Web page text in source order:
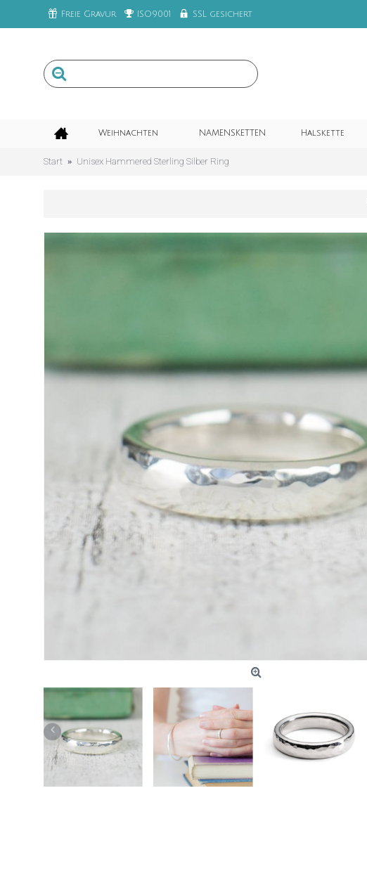
Freie Gravur ISO9001 SSL gesichert
Weihnachten NAMENSKETTEN Halskette
Start Unisex Hammered Sterling Silber Ring